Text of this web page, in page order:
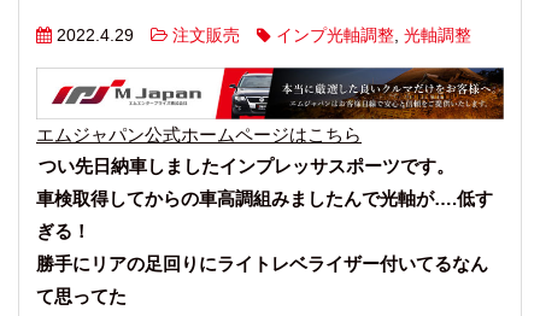
2022.4.29 注文販売 インプ光軸調整 光軸調整
エムジャパン公式ホームページはこちら
つい先日納車しましたインプレッサスポーツです。
車検取得してからの車高調組みましたんで光軸が….低す
ぎる！
勝手にリアの足回りにライトレベライザー付いてるなん
て思ってた